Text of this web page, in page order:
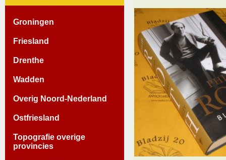
Groningen
Friesland
Drenthe
Wadden
Overig Noord-Nederland
Ostfriesland
Topografie overige
provincies